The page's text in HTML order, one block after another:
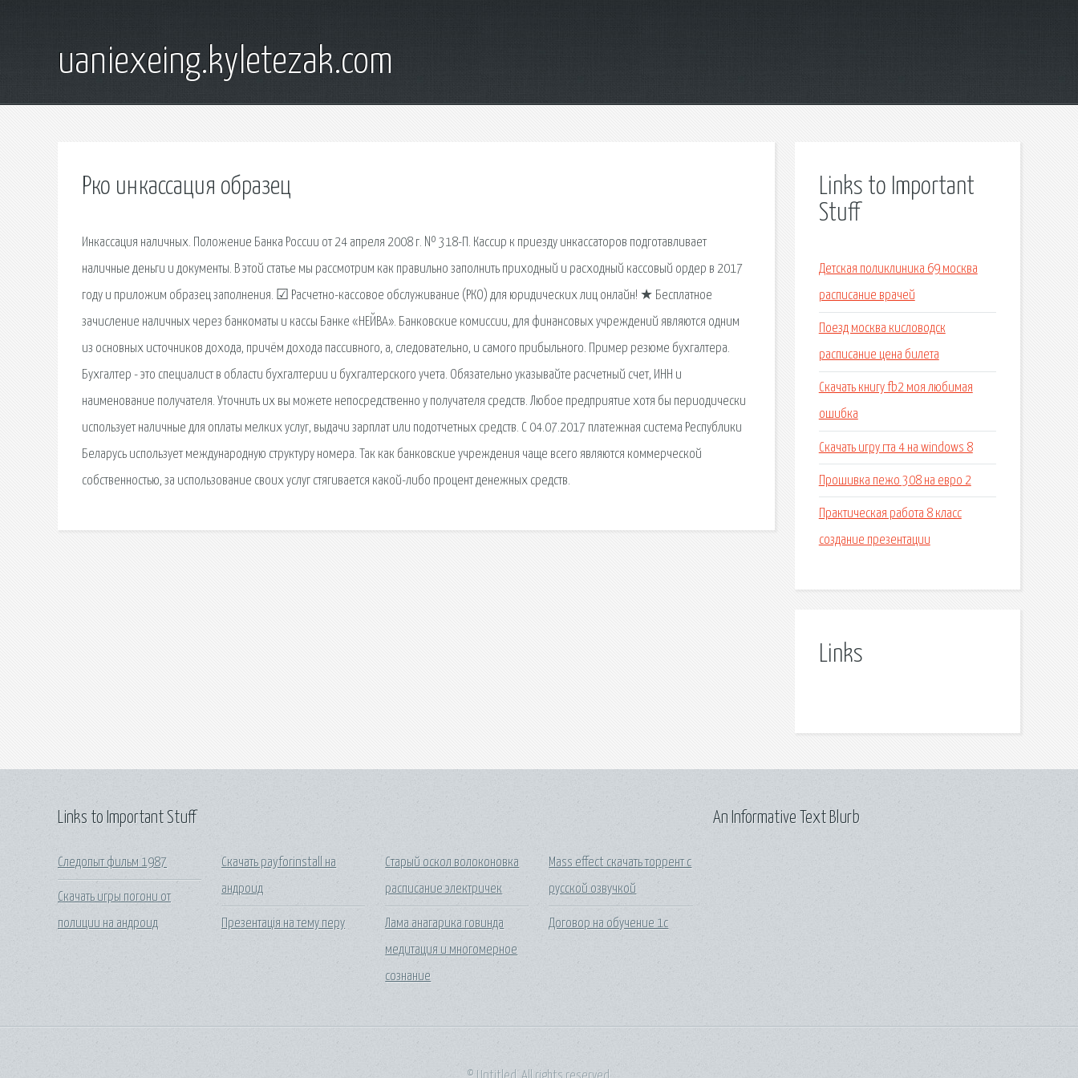
uaniexeing.kyletezak.com
Рко инкассация образец
Инкассация наличных. Положение Банка России от 24 апреля 2008 г. № 318-П. Кассир к приезду инкассаторов подготавливает
наличные деньги и документы. В этой статье мы рассмотрим как правильно заполнить приходный и расходный кассовый ордер в 2017
году и приложим образец заполнения. ☑ Расчетно-кассовое обслуживание (РКО) для юридических лиц онлайн! ★ Бесплатное
зачисление наличных через банкоматы и кассы Банке «НЕЙВА». Банковские комиссии, для финансовых учреждений являются одним
из основных источников дохода, причём дохода пассивного, а, следовательно, и самого прибыльного. Пример резюме бухгалтера.
Бухгалтер - это специалист в области бухгалтерии и бухгалтерского учета. Обязательно указывайте расчетный счет, ИНН и
наименование получателя. Уточнить их вы можете непосредственно у получателя средств. Любое предприятие хотя бы периодически
использует наличные для оплаты мелких услуг, выдачи зарплат или подотчетных средств. С 04.07.2017 платежная система Республики
Беларусь использует международную структуру номера. Так как банковские учреждения чаще всего являются коммерческой
собственностью, за использование своих услуг стягивается какой-либо процент денежных средств.
Links to Important
Stuff
Детская поликлиника 69 москва
расписание врачей
Поезд москва кисловодск
расписание цена билета
Скачать книгу fb2 моя любимая
ошибка
Скачать игру гта 4 на windows 8
Прошивка пежо 308 на евро 2
Практическая работа 8 класс
создание презентации
Links
Links to Important Stuff
Следопыт фильм 1987
Скачать игры погони от
полиции на андроид
Скачать payforinstall на
андроид
Презентація на тему перу
Старый оскол волоконовка
расписание электричек
Лама анагарика говинда
медитация и многомерное
сознание
Mass effect скачать торрент с
русской озвучкой
Договор на обучение 1с
An Informative Text Blurb